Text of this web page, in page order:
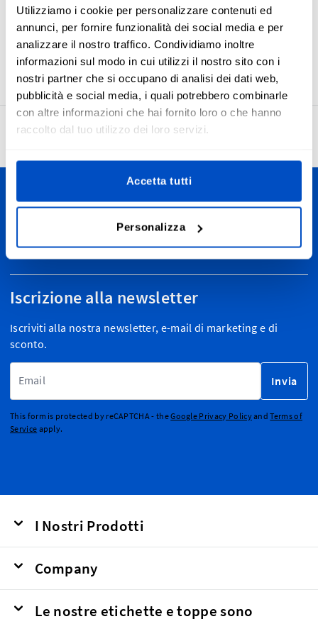
Utilizziamo i cookie per personalizzare contenuti ed
annunci, per fornire funzionalità dei social media e per
analizzare il nostro traffico. Condividiamo inoltre
informazioni sul modo in cui utilizzi il nostro sito con i
nostri partner che si occupano di analisi dei dati web,
pubblicità e social media, i quali potrebbero combinarle
con altre informazioni che hai fornito loro o che hanno
raccolto dal tuo utilizzo dei loro servizi.
Accetta tutti
Personalizza
risultato di etichette dall'aspetto piacevole, comode e
durevoli. Le etichette Made in Greece hanno una piega
centrale orizzontale ed un margine di cucitura che le rende
facili da cucire si qualsiasi articolo in tessuto.
4,7 27.931 recensioni
Personalizza le tue creazioni
Spediamo in tutta Italia, da Bolzano ad Agrigento, dalle Alpi
all'Etna. E, ovviamente, spediamo anche in tutto il mondo.
Iscrizione alla newsletter
Iscriviti alla nostra newsletter, e-mail di marketing e di
sconto.
Invia
This form is protected by reCAPTCHA - theGoogle Privacy PolicyandTerms of
Service apply.
I Nostri Prodotti
Company
Le nostre etichette e toppe sono